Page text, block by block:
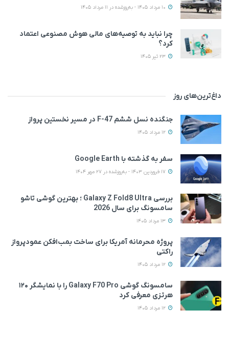
چرا نباید به توصیه‌های مالی هوش مصنوعی اعتماد
کرد؟
داغ‌ترین‌های روز
جنگنده نسل ششم F-47 در مسیر نخستین پرواز
سفر به گذشته با Google Earth
بررسی Galaxy Z Fold8 Ultra ؛ بهترین گوشی تاشو
سامسونگ برای سال 2026
پروژه محرمانه آمریکا برای ساخت بمب‌افکن عمودپرواز
راکتی
سامسونگ گوشی Galaxy F70 Pro را با نمایشگر ۱۲۰
هرتزی معرفی کرد